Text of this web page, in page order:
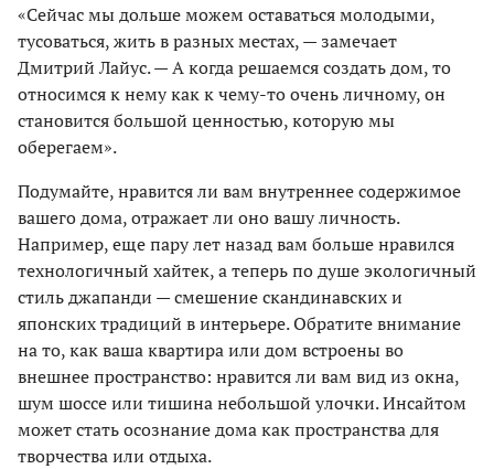
«Сейчас мы дольше можем оставаться молодыми,
тусоваться, жить в разных местах, — замечает
Дмитрий Лайус. — А когда решаемся создать дом, то
относимся к нему как к чему-то очень личному, он
становится большой ценностью, которую мы
оберегаем».
Подумайте, нравится ли вам внутреннее содержимое
вашего дома, отражает ли оно вашу личность.
Например, еще пару лет назад вам больше нравился
технологичный хайтек, а теперь по душе экологичный
стиль джапанди — смешение скандинавских и
японских традиций в интерьере. Обратите внимание
на то, как ваша квартира или дом встроены во
внешнее пространство: нравится ли вам вид из окна,
шум шоссе или тишина небольшой улочки. Инсайтом
может стать осознание дома как пространства для
творчества или отдыха.